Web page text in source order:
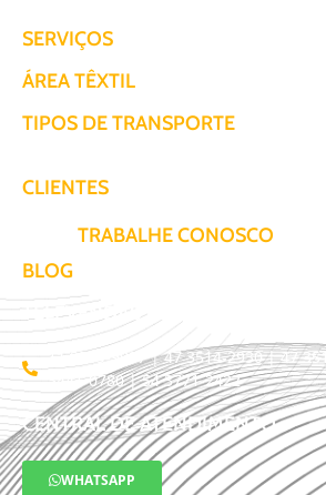
SERVIÇOS
ÁREA TÊXTIL
TIPOS DE TRANSPORTE
CLIENTES
TRABALHE CONOSCO
BLOG
TELEVENDAS / COTAÇÃO
11 3509-9987 | 47 3514-2930 | 47
3441-0780 | 54 3771-2422
CENTRAL DE ATENDIMENTO
WHATSAPP